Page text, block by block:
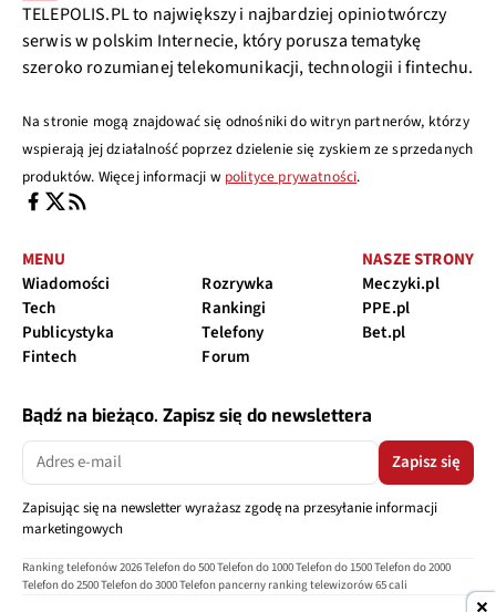
TELEPOLIS.PL to największy i najbardziej opiniotwórczy
serwis w polskim Internecie, który porusza tematykę
szeroko rozumianej telekomunikacji, technologii i fintechu.
Na stronie mogą znajdować się odnośniki do witryn partnerów, którzy
wspierają jej działalność poprzez dzielenie się zyskiem ze sprzedanych
produktów. Więcej informacji w polityce prywatności.
MENU
Wiadomości
Tech
Publicystyka
Fintech
Rozrywka
Rankingi
Telefony
Forum
NASZE STRONY
Meczyki.pl
PPE.pl
Bet.pl
Bądź na bieżąco. Zapisz się do newslettera
Zapisz się
Zapisując się na newsletter wyrażasz zgodę na przesyłanie informacji
marketingowych
Ranking telefonów 2026Telefon do 500Telefon do 1000Telefon do 1500Telefon do 2000
Telefon do 2500Telefon do 3000Telefon pancerny ranking telewizorów 65 cali